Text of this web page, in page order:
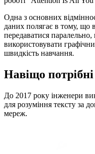
Одна з основних
даних полягає в тому, що
передаватися
використовувати
швидкість навчання.
Навіщо
До 2017 року інженери
для розуміння тексту за
мереж.